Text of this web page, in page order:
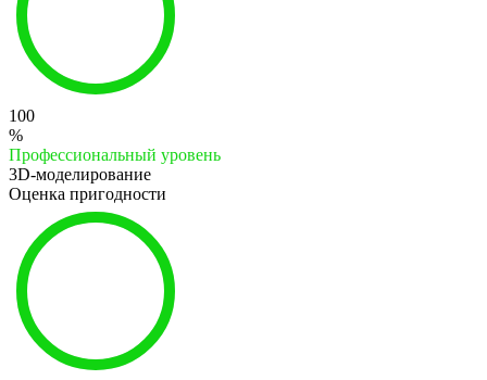
100
%
Профессиональный уровень
3D-моделирование
Оценка пригодности